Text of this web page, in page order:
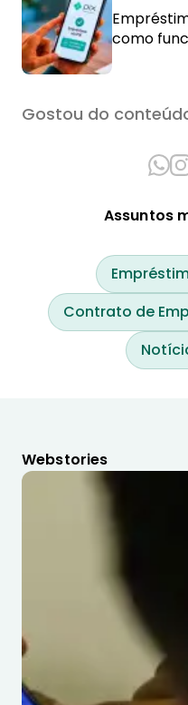
como
Gostou do
Assuntos
Contrato de
Webstories